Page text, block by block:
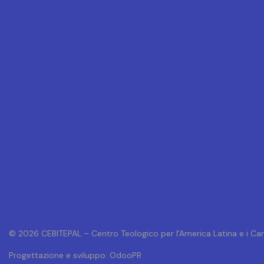
© 2026 CEBITEPAL – Centro Teologico per l'America Latina e i
Progettazione e sviluppo: OdooPR